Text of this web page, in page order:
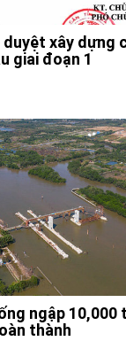
duyệt xây dựng
giai đoạn 1
ngập 10,000
thành